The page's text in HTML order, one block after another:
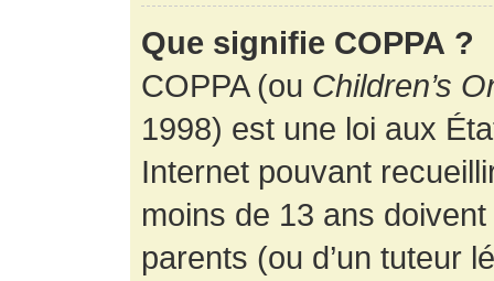
Que signifie COPPA ?
COPPA (ou Children’s
1998) est une loi aux
Internet pouvant
moins de 13 ans
parents (ou d’un tuteur